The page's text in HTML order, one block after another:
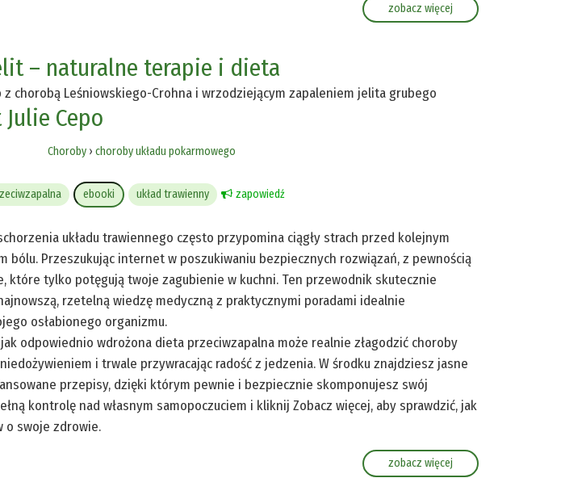
zobacz więcej
– naturalne terapie i dieta
chorobą Leśniowskiego-Crohna i wrzodziejącym zapaleniem jelita grubego
Julie Cepo
Choroby› choroby układu pokarmowego
ebooki układ trawienny zapowiedź
układu trawiennego często przypomina ciągły strach przed kolejnym
bólu. Przeszukując internet w poszukiwaniu bezpiecznych rozwiązań, z pewnością
które tylko potęgują twoje zagubienie w kuchni. Ten przewodnik skutecznie
rzetelną wiedzę medyczną z praktycznymi poradami idealnie
osłabionego organizmu.
odpowiednio wdrożona dieta przeciwzapalna może realnie złagodzić choroby
i trwale przywracając radość z jedzenia. W środku znajdziesz jasne
przepisy, dzięki którym pewnie i bezpiecznie skomponujesz swój
kontrolę nad własnym samopoczuciem i kliknij Zobacz więcej, aby sprawdzić, jak
o swoje zdrowie.
zobacz więcej